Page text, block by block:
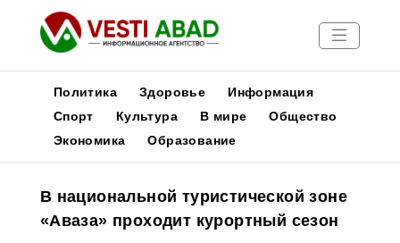
Новости
Медиа
Афиша
Политика Здоровье
Информация
Спорт
Культура В мире
Общество
Экономика
Образование
В национальной туристической зоне
«Аваза» проходит курортный сезон